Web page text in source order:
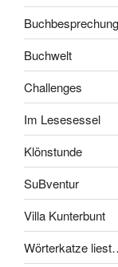
Buchbesprechung
Buchwelt
Challenges
Im Lesesessel
Klönstunde
SuBventur
Villa Kunterbunt
Wörterkatze